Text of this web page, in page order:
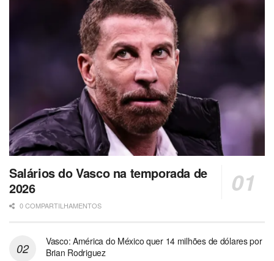
Salários do Vasco na temporada de
2026
0 COMPARTILHAMENTOS
Vasco: América do México quer 14 milhões de dólares por
Brian Rodriguez